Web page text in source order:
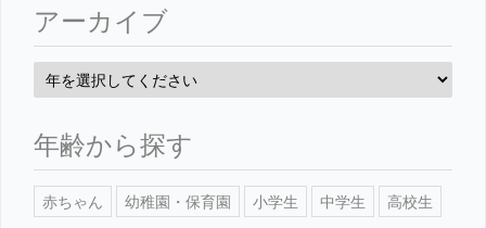
アーカイブ
年齢から探す
赤ちゃん 幼稚園・保育園 小学生 中学生 高校生